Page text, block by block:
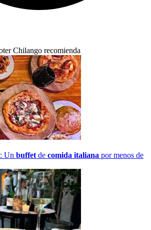
Chilango recomienda
: Un buffet de comida italiana por menos de